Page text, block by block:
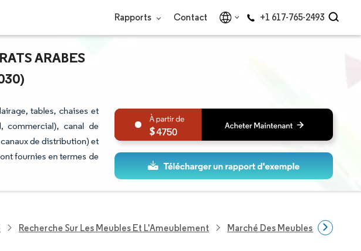
Rapports Contact +1 617-765-2493
ARABES
tables, chaises et
commercial), canal de
de distribution) et
fournies en termes de
4750
Recherche Sur Les Meubles Et L'Ameublement Marché Des Meubles De Luxe